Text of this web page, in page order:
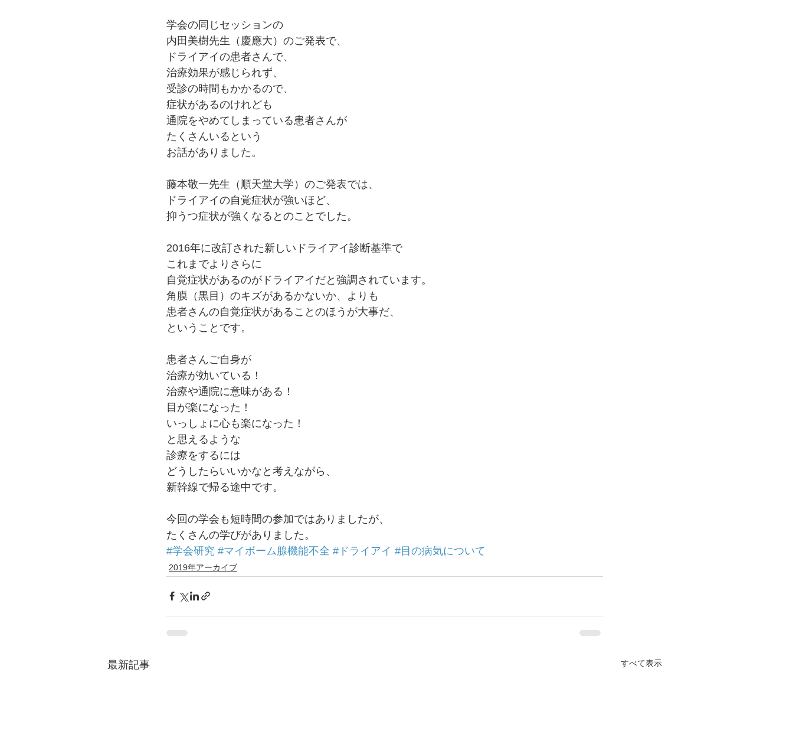
学会の同じセッションの
内田美樹先生（慶應大）のご発表で、
ドライアイの患者さんで、
治療効果が感じられず、
受診の時間もかかるので、
症状があるのけれども
通院をやめてしまっている患者さんが
たくさんいるという
お話がありました。
藤本敬一先生（順天堂大学）のご発表では、
ドライアイの自覚症状が強いほど、
抑うつ症状が強くなるとのことでした。
2016年に改訂された新しいドライアイ診断基準で
これまでよりさらに
自覚症状があるのがドライアイだと強調されています。
角膜（黒目）のキズがあるかないか、よりも
患者さんの自覚症状があることのほうが大事だ、
ということです。
患者さんご自身が
治療が効いている！
治療や通院に意味がある！
目が楽になった！
いっしょに心も楽になった！
と思えるような
診療をするには
どうしたらいいかなと考えながら、
新幹線で帰る途中です。
今回の学会も短時間の参加ではありましたが、
たくさんの学びがありました。
#学会研究 #マイボーム腺機能不全 #ドライアイ #目の病気について
2019年アーカイブ
最新記事 すべて表示